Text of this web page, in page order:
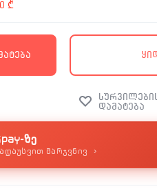
₾
ზე
მარჯვნივ